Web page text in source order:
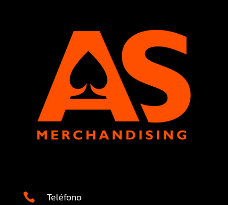
 Teléfono